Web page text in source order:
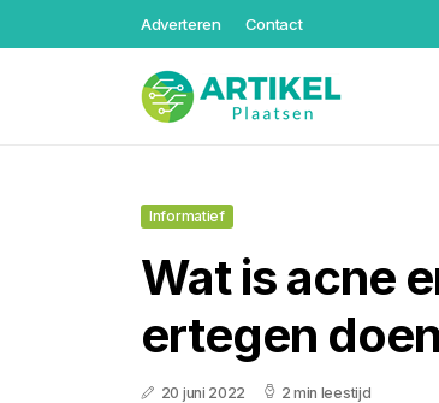
Adverteren Contact
Informatief
Wat is acne
ertegen
20 juni 2022 2 min leestijd